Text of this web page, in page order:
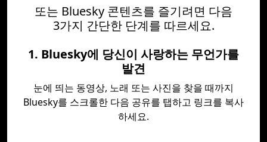
또는 Bluesky 콘텐츠를 즐기려면 다음
3가지 간단한 단계를 따르세요.
1. Bluesky에 당신이 사랑하는 무언가를
발견
눈에 띄는 동영상, 노래 또는 사진을 찾을 때까지
Bluesky를 스크롤한 다음 공유를 탭하고 링크를 복사
하세요.